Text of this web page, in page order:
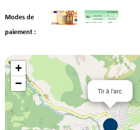
Modes de
paiement :
Tir à l'arc
+
−